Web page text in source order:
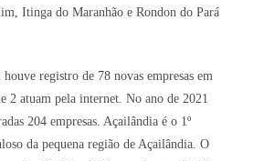
Itinga do Maranhão e Rondon do Pará
registro de 78 novas empresas em
2 atuam pela internet. No ano de 2021
204 empresas. Açailândia é o 1º
da pequena região de Açailândia. O